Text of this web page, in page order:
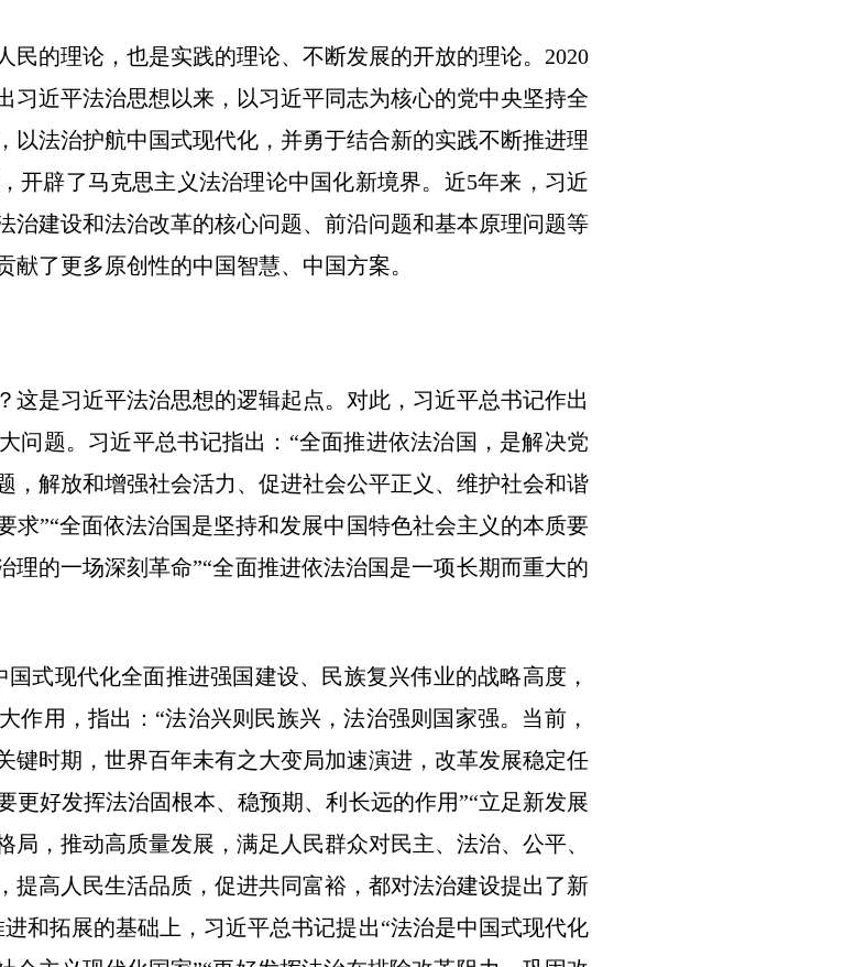
的理论，也是实践的理论、不断发展的开放的理论。2020
习近平法治思想以来，以习近平同志为核心的党中央坚持全
以法治护航中国式现代化，并勇于结合新的实践不断推进理
开辟了马克思主义法治理论中国化新境界。近5年来，习近
治建设和法治改革的核心问题、前沿问题和基本原理问题等
了更多原创性的中国智慧、中国方案。
是习近平法治思想的逻辑起点。对此，习近平总书记作出
问题。习近平总书记指出：“全面推进依法治国，是解决党
，解放和增强社会活力、促进社会公平正义、维护社会和谐
求”“全面依法治国是坚持和发展中国特色社会主义的本质要
理的一场深刻革命”“全面推进依法治国是一项长期而重大的
现代化全面推进强国建设、民族复兴伟业的战略高度，
作用，指出：“法治兴则民族兴，法治强则国家强。当前，
键时期，世界百年未有之大变局加速演进，改革发展稳定任
更好发挥法治固根本、稳预期、利长远的作用”“立足新发展
局，推动高质量发展，满足人民群众对民主、法治、公平、
提高人民生活品质，促进共同富裕，都对法治建设提出了新
和拓展的基础上，习近平总书记提出“法治是中国式现代化